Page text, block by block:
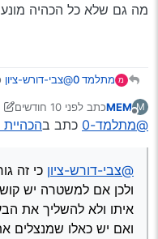
אפשרי
לכן כולם
בטחונית…)
מה גם שלא כל הכהיה מונעת
מ מתלמד 0 @צבי-דורש-ציון
להשליך את
ואם יש כאלו
M
מנותק
MEMכתב לפני 10 חודשים
נערך לאחרונה על ידי יוני
@מתלמד-0 כתב ב
@צבי-דורש-ציון כי זה
ולכן אם למשטרה יש
איתו ולא להשליך את
ואם יש כאלו שמנצלים